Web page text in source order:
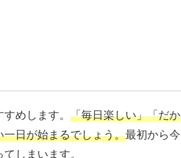
めします。 「毎日楽しい」「だか
日が始まるでしょう。最初から今
しまいます。